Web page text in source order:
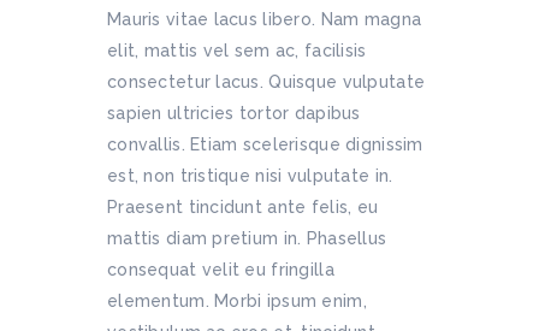
Mauris vitae lacus libero. Nam magna
elit, mattis vel sem ac, facilisis
consectetur lacus. Quisque vulputate
sapien ultricies tortor dapibus
convallis. Etiam scelerisque dignissim
est, non tristique nisi vulputate in.
Praesent tincidunt ante felis, eu
mattis diam pretium in. Phasellus
consequat velit eu fringilla
elementum. Morbi ipsum enim,